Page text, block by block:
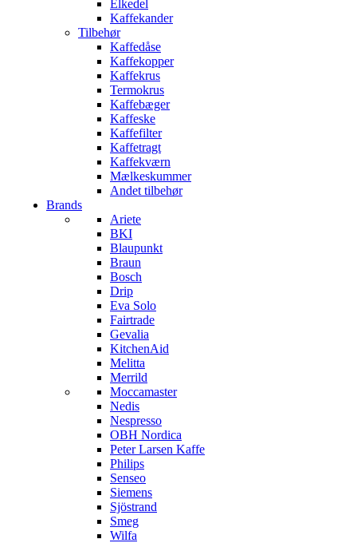
Elkedel
Kaffekander
Tilbehør
Kaffedåse
Kaffekopper
Kaffekrus
Termokrus
Kaffebæger
Kaffeske
Kaffefilter
Kaffetragt
Kaffekværn
Mælkeskummer
Andet tilbehør
Brands
Ariete
BKI
Blaupunkt
Braun
Bosch
Drip
Eva Solo
Fairtrade
Gevalia
KitchenAid
Melitta
Merrild
Moccamaster
Nedis
Nespresso
OBH Nordica
Peter Larsen Kaffe
Philips
Senseo
Siemens
Sjöstrand
Smeg
Wilfa